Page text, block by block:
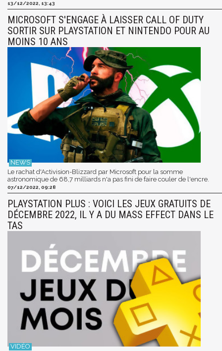
13/12/2022, 13:43
MICROSOFT S'ENGAGE À LAISSER CALL OF DUTY
SORTIR SUR PLAYSTATION ET NINTENDO POUR AU
MOINS 10 ANS
Le rachat d'Activision-Blizzard par Microsoft pour la somme
astronomique de 68,7 milliards n'a pas fini de faire couler de l'encre.
07/12/2022, 09:28
PLAYSTATION PLUS : VOICI LES JEUX GRATUITS DE
DÉCEMBRE 2022, IL Y A DU MASS EFFECT DANS LE
TAS